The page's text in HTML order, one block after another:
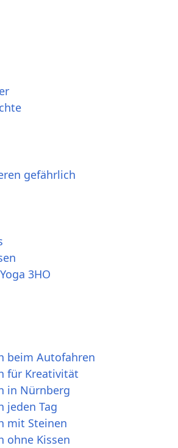
gefährlich
3HO
beim Autofahren
für Kreativität
in Nürnberg
jeden Tag
mit Steinen
ohne Kissen